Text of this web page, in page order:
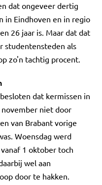
dat ongeveer dertig
in Eindhoven en in regio
26 jaar is. Maar dat dat
studentensteden als
zo'n tachtig procent.
dat kermissen in
niet door
van Brabant vorige
Woensdag werd
1 oktober toch
wel aan
door te hakken.